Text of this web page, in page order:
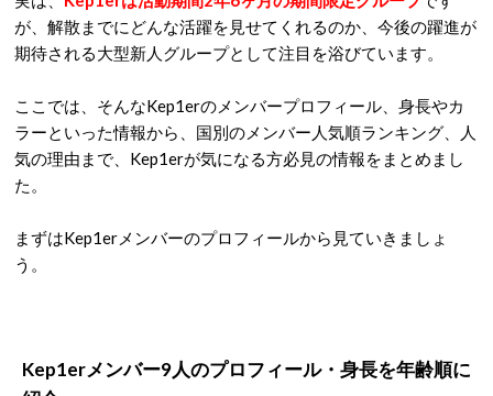
グループ名の「Kep1er」には、夢を掴むという意味の“Ke
p”と、9人が1つになって最高を目指すという意味の“1”を組み
合わせたもの。
「自分の夢を掴み、夢を叶え、最高のグローバルガールズグル
ープになる」という意思が込められています。
ファンクラブ名は、Kep1erを支持する人々という意味を持つ
実は、
ここでは、そんなKep1erのメンバープロフィール、身長やカ